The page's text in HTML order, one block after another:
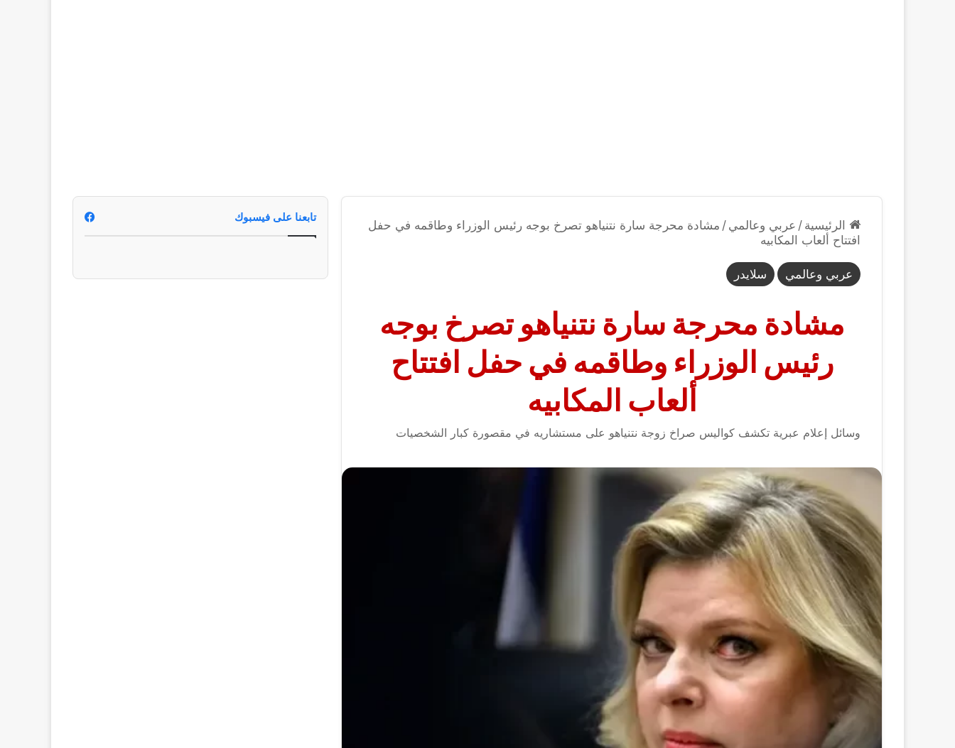
الرئيسية / عربي وعالمي / مشادة محرجة سارة نتنياهو تصرخ بوجه رئيس الوزراء وطاقمه في حفل
افتتاح ألعاب المكابيه
عربي وعالمي سلايدر
مشادة محرجة سارة نتنياهو تصرخ بوجه
رئيس الوزراء وطاقمه في حفل افتتاح
ألعاب المكابيه
وسائل إعلام عبرية تكشف كواليس صراخ زوجة نتنياهو على مستشاريه في مقصورة كبار الشخصيات
تابعنا على فيسبوك